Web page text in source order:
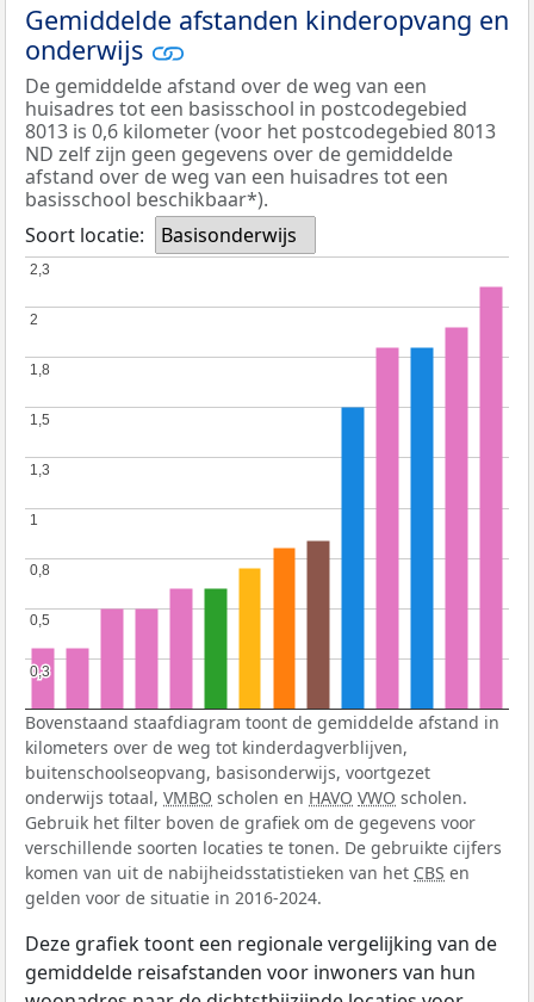
Gemiddelde afstanden kinderopvang en
onderwijs
De gemiddelde afstand over de weg van een
huisadres tot een basisschool in postcodegebied
8013 is 0,6 kilometer (voor het postcodegebied 8013
ND zelf zijn geen gegevens over de gemiddelde
afstand over de weg van een huisadres tot een
basisschool beschikbaar*).
Soort locatie:
Basisonderwijs
0,3
0,3
0,5
0,5
0,8
0,8
1
1
1,3
1,3
1,5
1,5
1,8
1,8
2
2
2,3
2,3
Bovenstaand staafdiagram toont de gemiddelde afstand in
kilometers over de weg tot kinderdagverblijven,
buitenschoolseopvang, basisonderwijs, voortgezet
onderwijs totaal, VMBO scholen en HAVO VWO scholen.
Gebruik het filter boven de grafiek om de gegevens voor
verschillende soorten locaties te tonen. De gebruikte cijfers
komen van uit de nabijheidsstatistieken van het CBS en
gelden voor de situatie in 2016-2024.
Deze grafiek toont een regionale vergelijking van de
gemiddelde reisafstanden voor inwoners van hun